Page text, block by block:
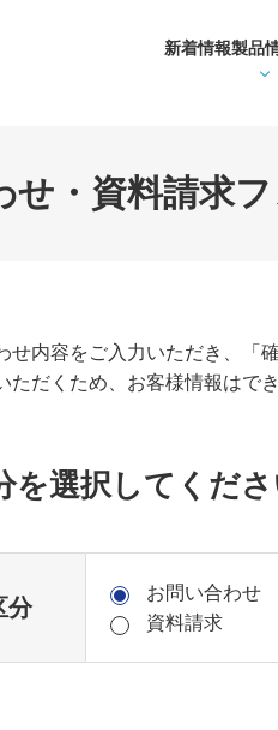
新着情報製品
せ・資料請求
せ内容をご入力いただき、「
ただくため、お客様情報はで
選択してくださ
分
お問い合わせ
資料請求